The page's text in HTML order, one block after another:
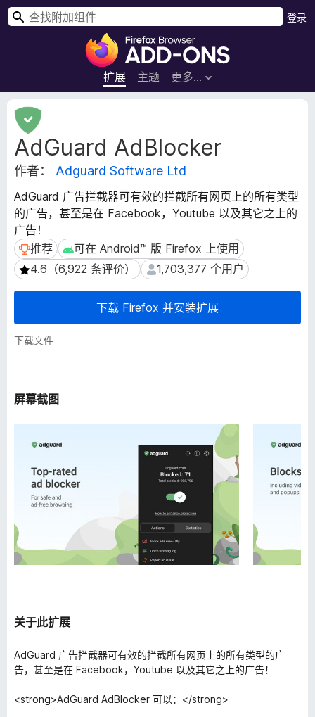
F
r
e
x
浏
览
器
附
组
件
扩展 主题 更多…
登录
搜
AdGuard AdBlocker
作者： Adguard Software Ltd
AdGuard 广告拦截器可有效的拦截所有网页上的所有类型
的广告，甚至是在 Facebook，Youtube 以及其它之上的
广告！
推荐推荐 可在 Android™ 版 Firefox 上使用
可在 Android™ 版 Firefox 上使用
4.6（6,922 条评价）
4.6（6,922 条评价） 1,703,377 个用户
1,703,377 个用户
下载 Firefox 并安装扩展
下载文件
扩
展
元
数
据
屏幕截图
关于此扩展
AdGuard 广告拦截器可有效的拦截所有网页上的所有类型的广
告，甚至是在 Facebook，Youtube 以及其它之上的广告！
<strong>AdGuard AdBlocker 可以：</strong>